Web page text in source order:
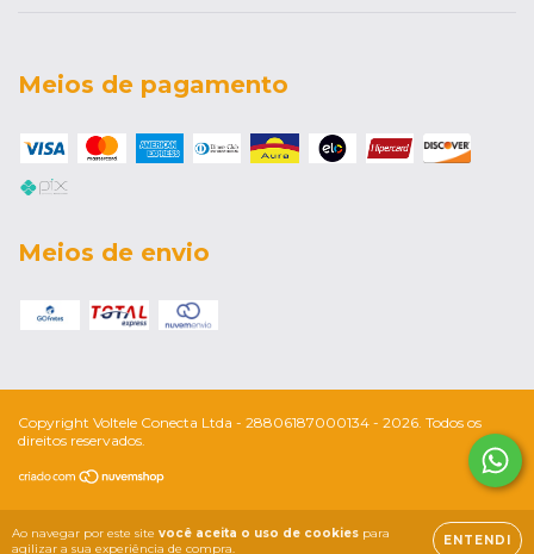
Ao navegar por este site você aceita o uso de cookies para
agilizar a sua experiência de compra.
ENTENDI
Meios de pagamento
Meios de envio
Copyright Voltele Conecta Ltda - 28806187000134 - 2026. Todos os
direitos reservados.